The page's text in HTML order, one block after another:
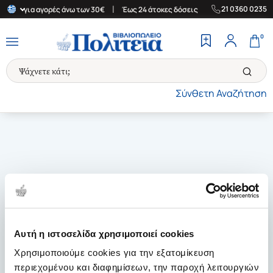
Αυτή η ιστοσελίδα χρησιμοποιεί cookies
Χρησιμοποιούμε cookies για την εξατομίκευση
περιεχομένου και διαφημίσεων, την παροχή λειτουργιών
για αγορές άνω των 30€ Έως 24 άτοκες δόσεις | Δωρεάν
21 0360 0235
Σύνθετη Αναζήτηση
0